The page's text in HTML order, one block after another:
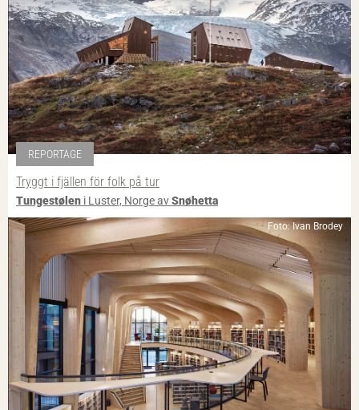
REPORTAGE
Tryggt i fjällen för folk på tur
Tungestølen i Luster, Norge avSnøhetta
Foto: Ivan Brodey